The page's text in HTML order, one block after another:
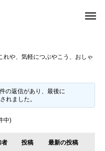
れや、気軽につぶやこう、おしゃ
の返信があり、最後に
れました。
中)
者 投稿 最新の投稿